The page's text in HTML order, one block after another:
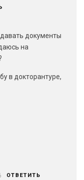
документы
на
в докторантуре,
ОТВЕТИТЬ